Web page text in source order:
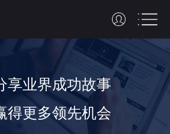
享业界成功故事
得更多领先机会